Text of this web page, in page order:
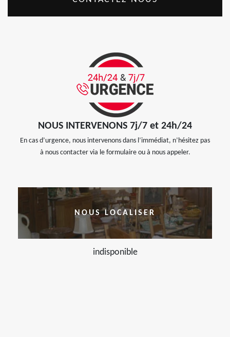
NOUS INTERVENONS 7j/7 et 24h/24
En cas d’urgence, nous intervenons dans l’immédiat, n’hésitez pas
à nous contacter via le formulaire ou à nous appeler.
NOUS LOCALISER
indisponible